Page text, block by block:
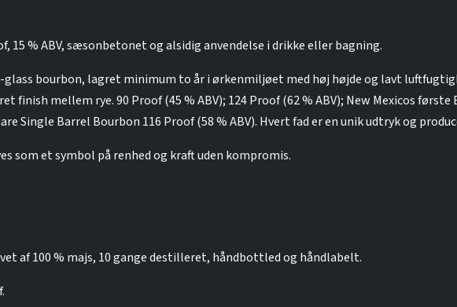
15 % ABV, sæsonbetonet og alsidig anvendelse i drikke eller bagning.
bourbon, lagret minimum to år i ørkenmiljøet med høj højde og lavt
finish mellem rye. 90 Proof (45 % ABV); 124 Proof (62 % ABV); New Mexicos
Single Barrel Bourbon 116 Proof (58 % ABV). Hvert fad er en unik udtryk og
som et symbol på renhed og kraft uden kompromis.
af 100 % majs, 10 gange destilleret, håndbottled og håndlabelt.